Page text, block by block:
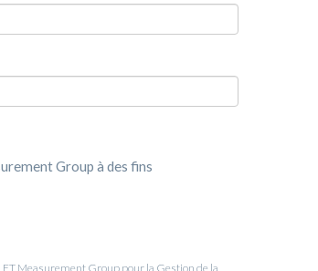
Group à des fins
Measurement Group pour la Gestion de la